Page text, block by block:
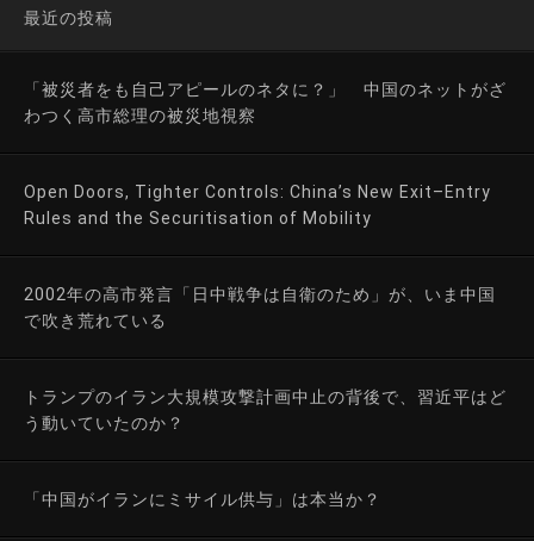
最近の投稿
「被災者をも自己アピールのネタに？」 中国のネットがざ
わつく高市総理の被災地視察
Open Doors, Tighter Controls: China’s New Exit–Entry
Rules and the Securitisation of Mobility
2002年の高市発言「日中戦争は自衛のため」が、いま中国
で吹き荒れている
トランプのイラン大規模攻撃計画中止の背後で、習近平はど
う動いていたのか？
「中国がイランにミサイル供与」は本当か？